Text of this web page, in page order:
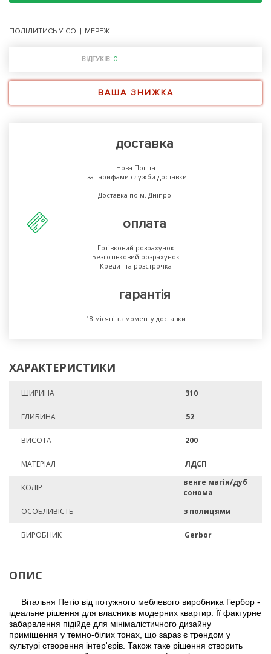
ПОДІЛИТИСЬ У СОЦ. МЕРЕЖІ:
ВІДГУКІВ: 0
ВАША ЗНИЖКА
доставка
Нова Пошта
- за тарифами служби доставки.
Доставка по м. Дніпро.
оплата
Готівковий розрахунок
Безготівковий розрахунок
Кредит та розстрочка
гарантія
18 місяців з моменту доставки
ХАРАКТЕРИСТИКИ
ШИРИНА 310
ГЛИБИНА 52
ВИСОТА 200
МАТЕРІАЛ ЛДСП
КОЛІР
венге магія/дуб
сонома
ОСОБЛИВІСТЬ
з полицями
ВИРОБНИК Gerbor
ОПИС
Вітальня Петіо від потужного меблевого виробника Гербор -
ідеальне рішення для власників модерних квартир. Її фактурне
забарвлення підійде для мінімалістичного дизайну
приміщення у темно-білих тонах, що зараз є трендом у
культурі створення інтер'єрів. Також таке рішення створить